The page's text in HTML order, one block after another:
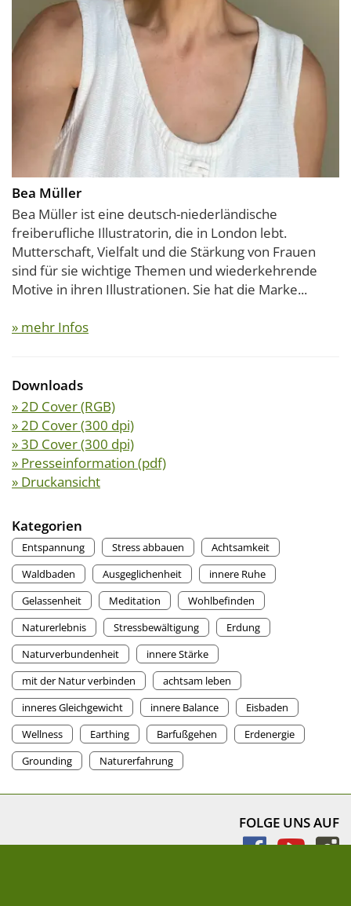
Bea Müller
Bea Müller ist eine deutsch-niederländische
freiberufliche Illustratorin, die in London lebt.
Mutterschaft, Vielfalt und die Stärkung von Frauen
sind für sie wichtige Themen und wiederkehrende
Motive in ihren Illustrationen. Sie hat die Marke...
» mehr Infos
Downloads
» 2D Cover (RGB)
» 2D Cover (300 dpi)
» 3D Cover (300 dpi)
» Presseinformation (pdf)
» Druckansicht
Kategorien
Entspannung Stress abbauen
Achtsamkeit
Waldbaden
Ausgeglichenheit
innere Ruhe
Gelassenheit
Meditation
Wohlbefinden
Naturerlebnis
Stressbewältigung
Erdung
Naturverbundenheit
innere Stärke
mit der Natur verbinden
achtsam leben
inneres Gleichgewicht
innere Balance
Eisbaden
Wellness
Earthing Barfußgehen
Erdenergie
Grounding
Naturerfahrung
FOLGE UNS AUF